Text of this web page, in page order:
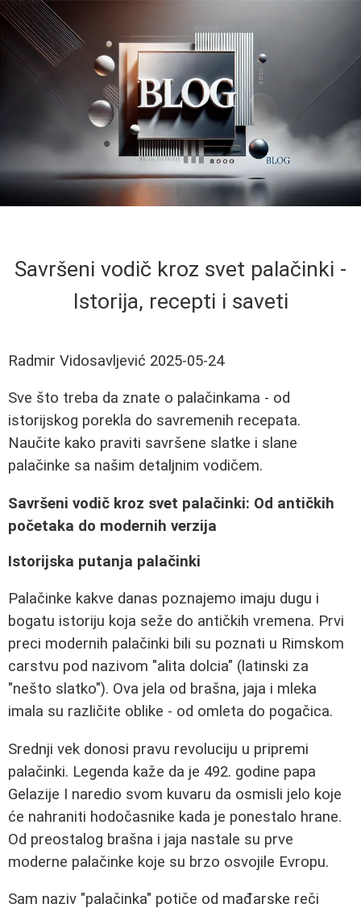
Savršeni vodič kroz svet palačinki -
Istorija, recepti i saveti
Radmir Vidosavljević 2025-05-24
Sve što treba da znate o palačinkama - od
istorijskog porekla do savremenih recepata.
Naučite kako praviti savršene slatke i slane
palačinke sa našim detaljnim vodičem.
Savršeni vodič kroz svet palačinki: Od antičkih
početaka do modernih verzija
Istorijska putanja palačinki
Palačinke kakve danas poznajemo imaju dugu i
bogatu istoriju koja seže do antičkih vremena. Prvi
preci modernih palačinki bili su poznati u Rimskom
carstvu pod nazivom "alita dolcia" (latinski za
"nešto slatko"). Ova jela od brašna, jaja i mleka
imala su različite oblike - od omleta do pogačica.
Srednji vek donosi pravu revoluciju u pripremi
palačinki. Legenda kaže da je 492. godine papa
Gelazije I naredio svom kuvaru da osmisli jelo koje
će nahraniti hodočasnike kada je ponestalo hrane.
Od preostalog brašna i jaja nastale su prve
moderne palačinke koje su brzo osvojile Evropu.
Sam naziv "palačinka" potiče od mađarske reči